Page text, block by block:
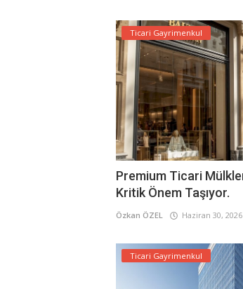
Ticari Gayrimenkul
Premium Ticari
Kritik Önem Taşıyor.
Özkan ÖZEL Haziran 30, 2026
Ticari Gayrimenkul